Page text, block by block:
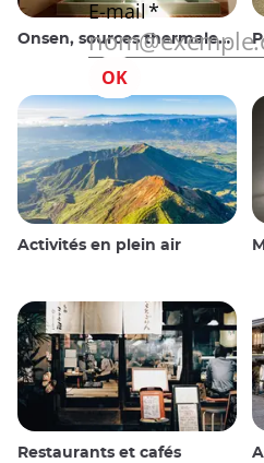
Onsen, sources thermales et bains publics
Activités en plein air
Restaurants et cafés